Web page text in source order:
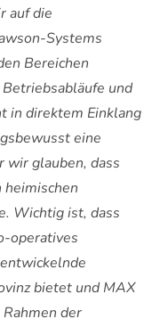
auf die
Systems
Bereichen
und
in direktem Einklang
eine
wir glauben, dass
heimischen
Wichtig ist, dass
operatives
bietet und MAX
der